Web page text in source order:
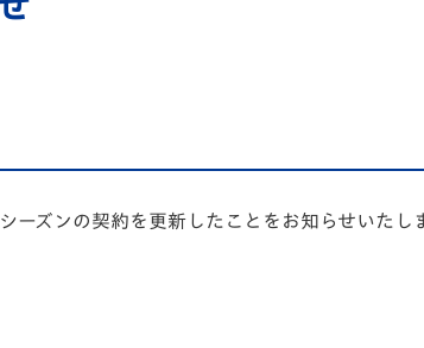
ド
ヴィヴィくんの長崎
ーズンの契約を更新したことをお知らせいた